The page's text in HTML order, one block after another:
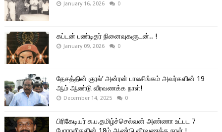
January 16, 2026 0
கப்டன் பண்டிதர் நினைவுகளுடன்.. !
January 09, 2026 0
தேசத்தின் குரல்’ அன்ரன் பாலசிங்கம் அவர்களின் 19
ஆம் ஆண்டு வீரவணக்க நாள்!
December 14, 2025 0
பிரிகேடியர் சு.ப.தமிழ்ச்செல்வன் அண்ணா உட்பட 7